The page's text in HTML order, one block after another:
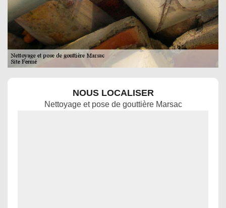
NOUS LOCALISER
Nettoyage et pose de gouttière Marsac